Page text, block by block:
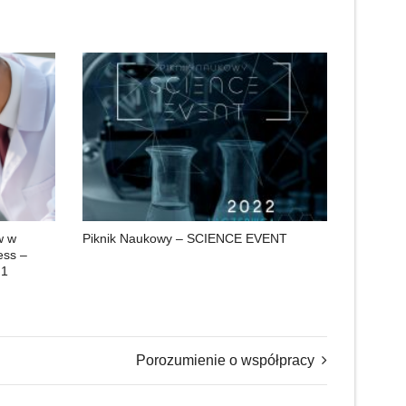
w
–
Piknik Naukowy – SCIENCE EVENT
Porozumienie o współpracy